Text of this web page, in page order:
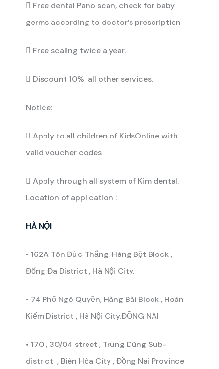
 Free dental Pano scan, check for baby
germs according to doctor’s prescription
 Free scaling twice a year.
 Discount 10% all other services.
Notice:
 Apply to all children of KidsOnline with
valid voucher codes
 Apply through all system of Kim dental.
Location of application :
HÀ NỘI
• 162A Tôn Đức Thắng, Hàng Bột Block ,
Đống Đa District , Hà Nội City.
• 74 Phố Ngô Quyền, Hàng Bài Block , Hoàn
Kiếm District , Hà Nội City.ĐỒNG NAI
• 170 , 30/04 street , Trung Dũng Sub-
district , Biên Hòa City , Đồng Nai Province